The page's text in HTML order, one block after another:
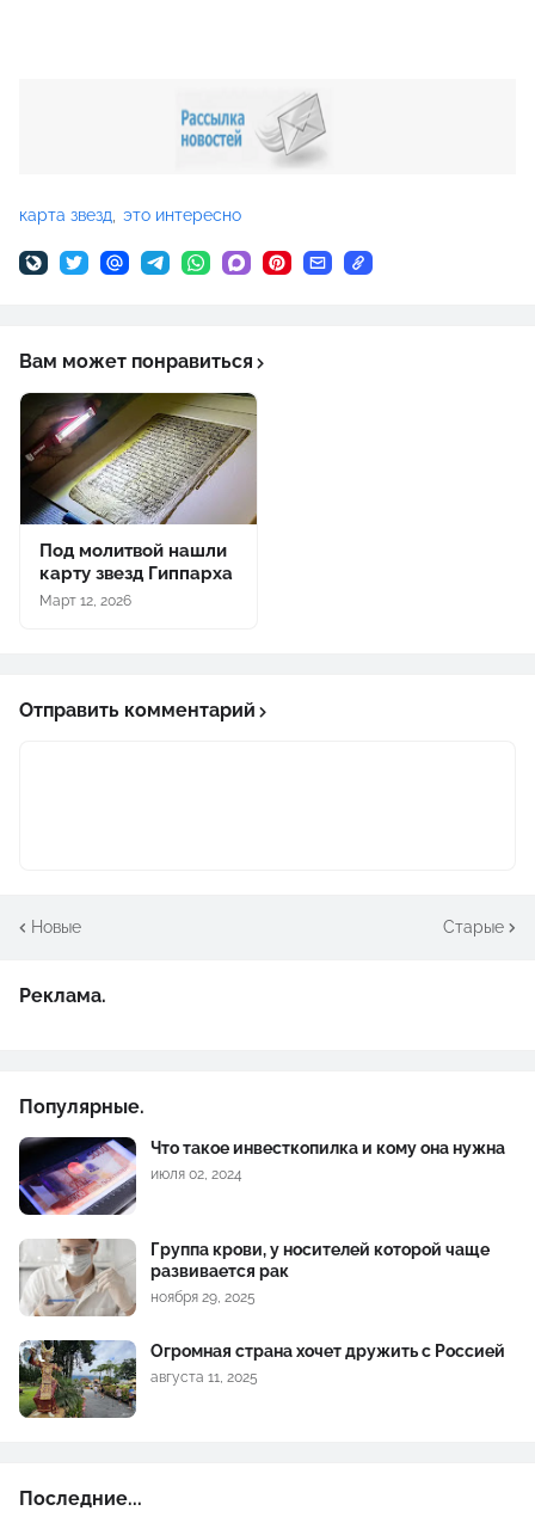
карта звезд это интересно
Вам может понравиться
Под молитвой нашли
карту звезд Гиппарха
Март 12, 2026
Отправить комментарий
Новые Старые
Реклама.
Популярные.
Что такое инвесткопилка и кому она нужна
июля 02, 2024
Группа крови, у носителей которой чаще
развивается рак
ноября 29, 2025
Огромная страна хочет дружить с Россией
августа 11, 2025
Последние...